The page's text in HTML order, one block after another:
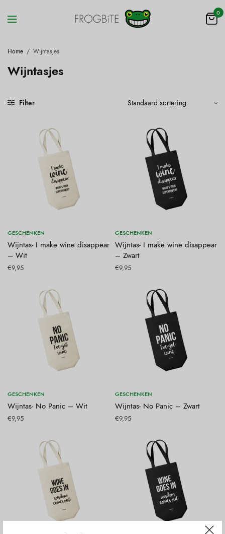
0
Home / Wijntasjes
Wijntasjes
Filter
Toevoegen aan winkelwagen
GESCHENKEN
Wijntas- I make wine disappear
– Wit
€9,95
Toevoegen aan winkelwagen
GESCHENKEN
Wijntas- I make wine disappear
– Zwart
€9,95
Toevoegen aan winkelwagen
GESCHENKEN
Wijntas- No Panic – Wit
€9,95
Toevoegen aan winkelwagen
GESCHENKEN
Wijntas- No Panic – Zwart
€9,95